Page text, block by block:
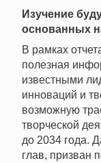
Изучение
основанных
В рамках
полезная
известными
инноваций и
возможную
творческой
до 2034 года.
глав, призван